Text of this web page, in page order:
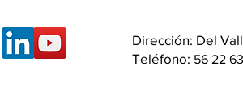
Dirección: Del
Teléfono: 56 22